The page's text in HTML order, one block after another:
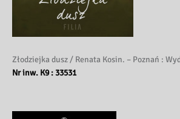
Złodziejka dusz / Renata Kosin. – Poznań :
Nr inw. K9 : 33531